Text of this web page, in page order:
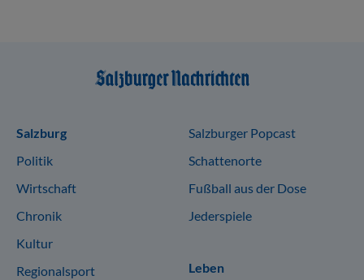
Sitemap
Salzburg
Politik
Wirtschaft
Chronik
Kultur
Regionalsport
Salzburger Popcast
Schattenorte
Fußball aus der Dose
Jederspiele
Leben